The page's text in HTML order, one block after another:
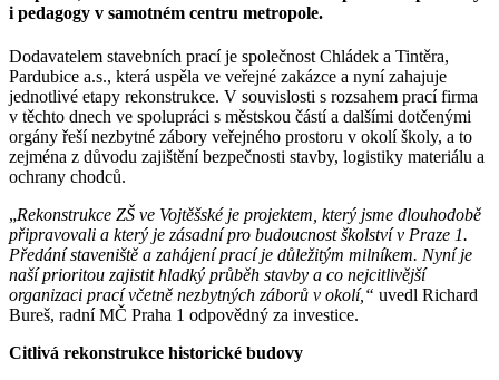
i pedagogy v samotném centru metropole.
Dodavatelem stavebních prací je společnost Chládek a Tintěra,
Pardubice a.s., která uspěla ve veřejné zakázce a nyní zahajuje
jednotlivé etapy rekonstrukce. V souvislosti s rozsahem prací firma
v těchto dnech ve spolupráci s městskou částí a dalšími dotčenými
orgány řeší nezbytné zábory veřejného prostoru v okolí školy, a to
zejména z důvodu zajištění bezpečnosti stavby, logistiky materiálu a
ochrany chodců.
„Rekonstrukce ZŠ ve Vojtěšské je projektem, který jsme dlouhodobě
připravovali a který je zásadní pro budoucnost školství v Praze 1.
Předání staveniště a zahájení prací je důležitým milníkem. Nyní je
naší prioritou zajistit hladký průběh stavby a co nejcitlivější
organizaci prací včetně nezbytných záborů v okolí,“ uvedl Richard
Bureš, radní MČ Praha 1 odpovědný za investice.
Citlivá rekonstrukce historické budovy